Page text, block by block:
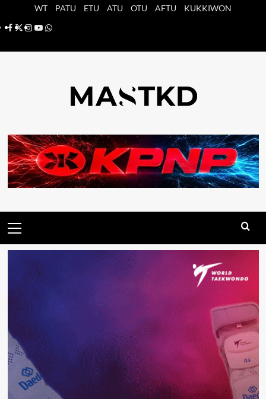
WT PATU ETU ATU OTU AFTU
KUKKIWON
Facebook
X Instagram
YouTube
Whatsapp
principal